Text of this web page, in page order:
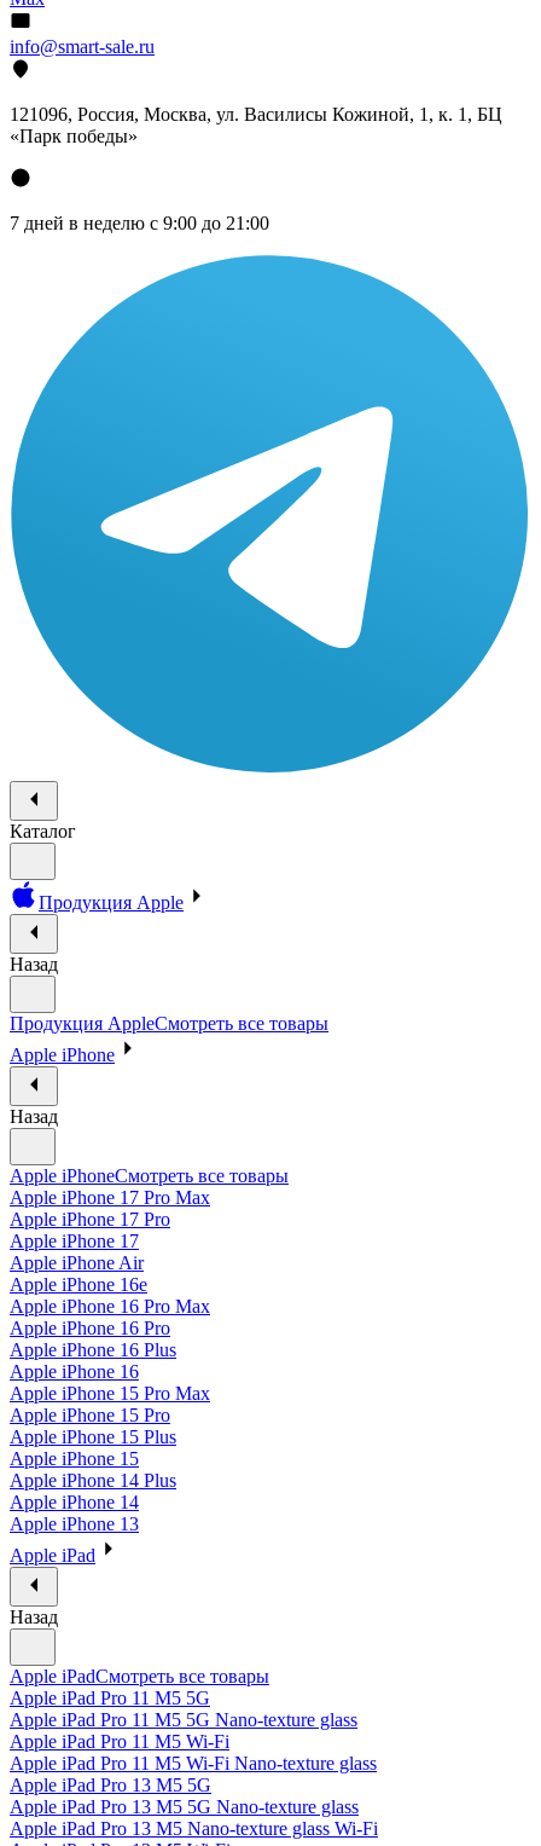
info@smart-sale.ru
121096, Россия, Москва, ул. Василисы Кожиной, 1, к. 1, БЦ
«Парк победы»
7 дней в неделю с 9:00 до 21:00
Каталог
Продукция Apple
Назад
Продукция AppleСмотреть все товары
Apple iPhone
Назад
Apple iPhoneСмотреть все товары
Apple iPhone 17 Pro Max
Apple iPhone 17 Pro
Apple iPhone 17
Apple iPhone Air
Apple iPhone 16e
Apple iPhone 16 Pro Max
Apple iPhone 16 Pro
Apple iPhone 16 Plus
Apple iPhone 16
Apple iPhone 15 Pro Max
Apple iPhone 15 Pro
Apple iPhone 15 Plus
Apple iPhone 15
Apple iPhone 14 Plus
Apple iPhone 14
Apple iPhone 13
Apple iPad
Назад
Apple iPadСмотреть все товары
Apple iPad Pro 11 M5 5G
Apple iPad Pro 11 M5 5G Nano-texture glass
Apple iPad Pro 11 M5 Wi-Fi
Apple iPad Pro 11 M5 Wi-Fi Nano-texture glass
Apple iPad Pro 13 M5 5G
Apple iPad Pro 13 M5 5G Nano-texture glass
Apple iPad Pro 13 M5 Nano-texture glass Wi-Fi